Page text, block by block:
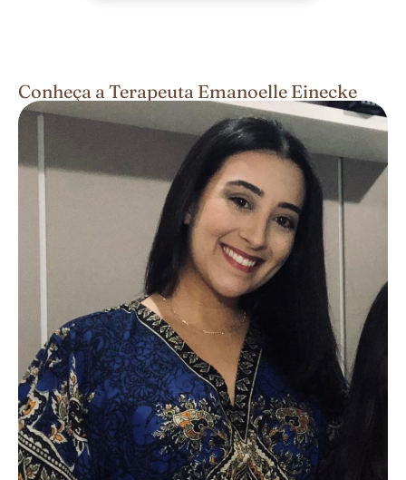
Conheça a Terapeuta Emanoelle Einecke